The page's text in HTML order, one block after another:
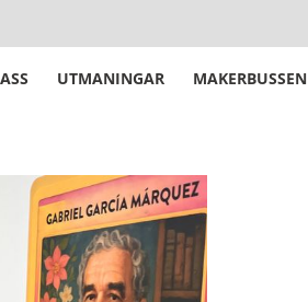
UTMANINGAR MAKERBUSSEN